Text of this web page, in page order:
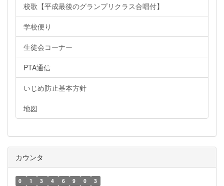
校歌【平成最後のグランプリクラス合唱付】
学校便り
生徒会コーナー
PTA通信
いじめ防止基本方針
地図
カウンタ
0 1 3 4 6 9 0 3